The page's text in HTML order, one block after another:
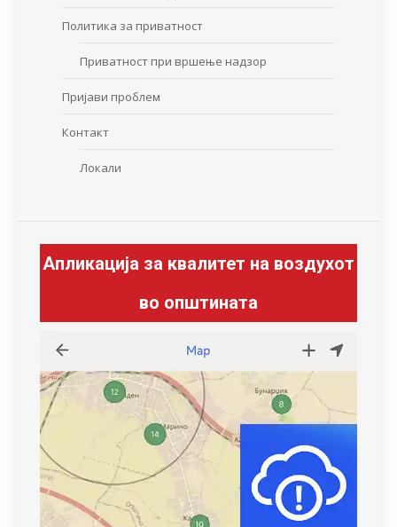
Политика за приватност
Приватност при вршење надзор
Пријави проблем
Контакт
Локали
Апликација за квалитет на воздухот
во општината